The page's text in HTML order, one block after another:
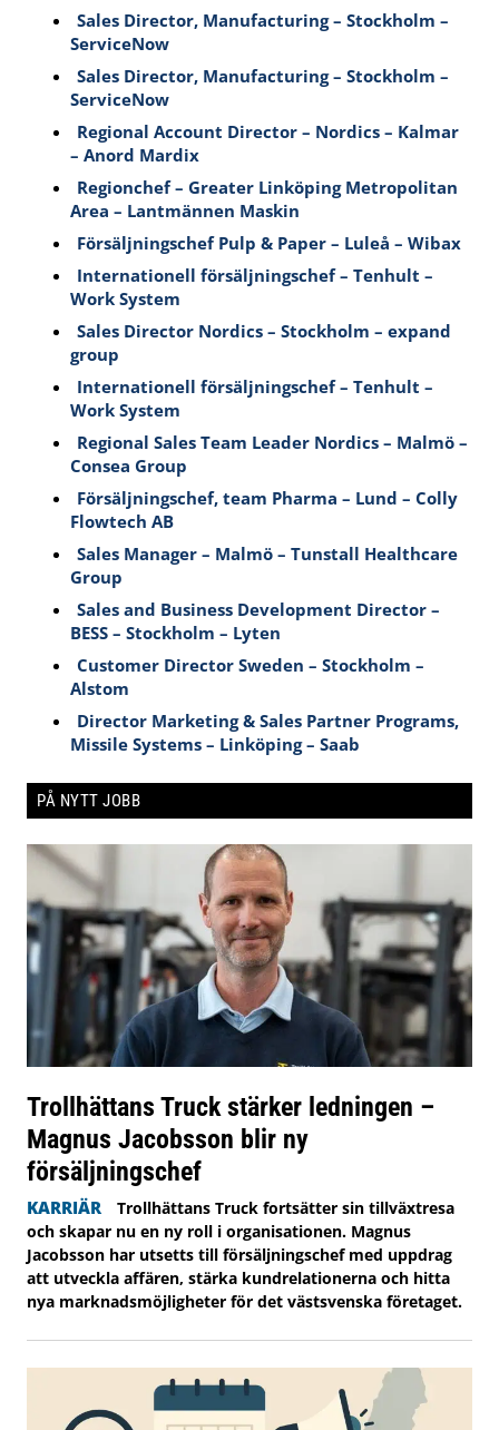
Sales Director, Manufacturing – Stockholm –
ServiceNow
Sales Director, Manufacturing – Stockholm –
ServiceNow
Regional Account Director – Nordics – Kalmar
– Anord Mardix
Regionchef – Greater Linköping Metropolitan
Area – Lantmännen Maskin
Försäljningschef Pulp & Paper – Luleå – Wibax
Internationell försäljningschef – Tenhult –
Work System
Sales Director Nordics – Stockholm – expand
group
Internationell försäljningschef – Tenhult –
Work System
Regional Sales Team Leader Nordics – Malmö –
Consea Group
Försäljningschef, team Pharma – Lund – Colly
Flowtech AB
Sales Manager – Malmö – Tunstall Healthcare
Group
Sales and Business Development Director –
BESS – Stockholm – Lyten
Customer Director Sweden – Stockholm –
Alstom
Director Marketing & Sales Partner Programs,
Missile Systems – Linköping – Saab
PÅ NYTT JOBB
Trollhättans Truck stärker ledningen –
Magnus Jacobsson blir ny
försäljningschef
KARRIÄR
Trollhättans Truck fortsätter sin tillväxtresa
och skapar nu en ny roll i organisationen. Magnus
Jacobsson har utsetts till försäljningschef med uppdrag
att utveckla affären, stärka kundrelationerna och hitta
nya marknadsmöjligheter för det västsvenska företaget.